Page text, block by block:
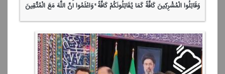
وَقَاتِلُوا الْمُشْرِكِینَ كَافَّةً كَمَا یُقَاتِلُونَكُمْ كَافَّةً ۚ وَاعْلَمُوا أَنَّ اللَّهَ مَعَ الْمُتَّقِینَ